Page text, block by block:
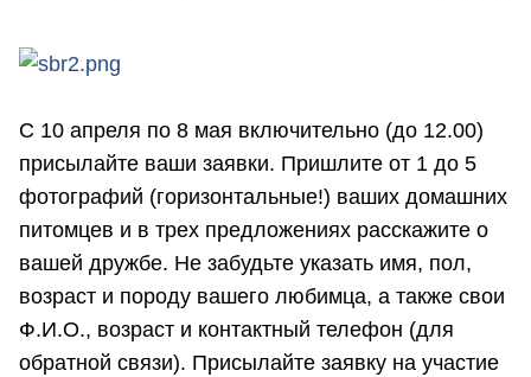
С 10 апреля по 8 мая включительно (до 12.00)
присылайте ваши заявки. Пришлите от 1 до 5
фотографий (горизонтальные!) ваших домашних
питомцев и в трех предложениях расскажите о
вашей дружбе. Не забудьте указать имя, пол,
возраст и породу вашего любимца, а также свои
Ф.И.О., возраст и контактный телефон (для
обратной связи). Присылайте заявку на участие